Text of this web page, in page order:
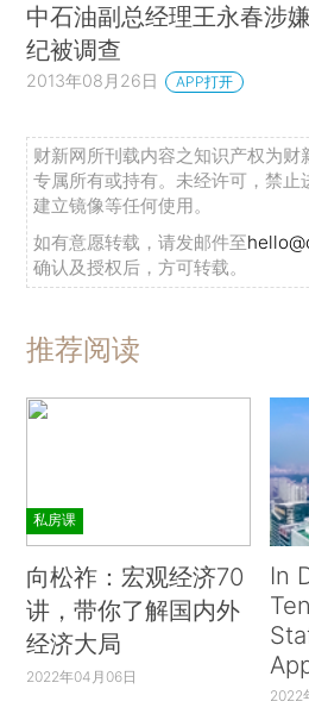
中石油副总经理王永春涉
纪被调查
2013年08月26日 APP打开
财新网所刊载内容之知识产权为财
专属所有或持有。未经许可，禁止
建立镜像等任何使用。
如有意愿转载，请发邮件至
确认及授权后，方可转载。
推荐阅读
私房课
向松祚：宏观经济70
讲，带你了解国内外
经济大局
2022年04月06日
In
2022